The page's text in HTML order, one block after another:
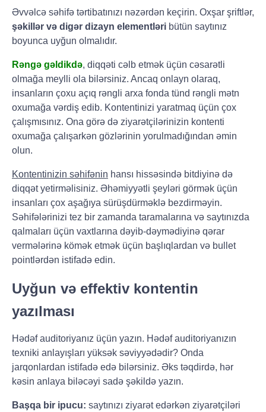
Əvvəlcə səhifə tərtibatınızı nəzərdən keçirin. Oxşar şriftlər,
şəkillər və digər dizayn elementləri bütün saytınız
boyunca uyğun olmalıdır.
Rəngə gəldikdə, diqqəti cəlb etmək üçün cəsarətli
olmağa meylli ola bilərsiniz. Ancaq onlayn olaraq,
insanların çoxu açıq rəngli arxa fonda tünd rəngli mətn
oxumağa vərdiş edib. Kontentinizi yaratmaq üçün çox
çalışmısınız. Ona görə də ziyarətçilərinizin kontenti
oxumağa çalışarkən gözlərinin yorulmadığından əmin
olun.
Kontentinizin səhifənin hansı hissəsində bitdiyinə də
diqqət yetirməlisiniz. Əhəmiyyətli şeyləri görmək üçün
insanları çox aşağıya sürüşdürməklə bezdirməyin.
Səhifələrinizi tez bir zamanda taramalarına və saytınızda
qalmaları üçün vaxtlarına dəyib-dəymədiyinə qərar
vermələrinə kömək etmək üçün başlıqlardan və bullet
pointlərdən istifadə edin.
Uyğun və effektiv kontentin
yazılması
Hədəf auditoriyanız üçün yazın. Hədəf auditoriyanızın
texniki anlayışları yüksək səviyyədədir? Onda
jarqonlardan istifadə edə bilərsiniz. Əks təqdirdə, hər
kəsin anlaya biləcəyi sadə şəkildə yazın.
Başqa bir ipucu: saytınızı ziyarət edərkən ziyarətçiləri